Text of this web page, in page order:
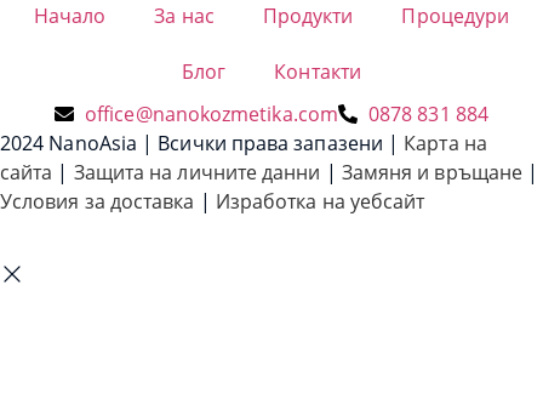
Начало За нас Продукти Процедури
Блог
Контакти
office@nanokozmetika.com
0878 831 884
2024 NanoAsia | Всички права запазени | Карта на
сайта | Защита на личните данни | Замяня и връщане |
Условия за доставка | Изработка на уебсайт